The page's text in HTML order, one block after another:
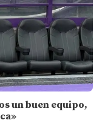
un buen equipo,